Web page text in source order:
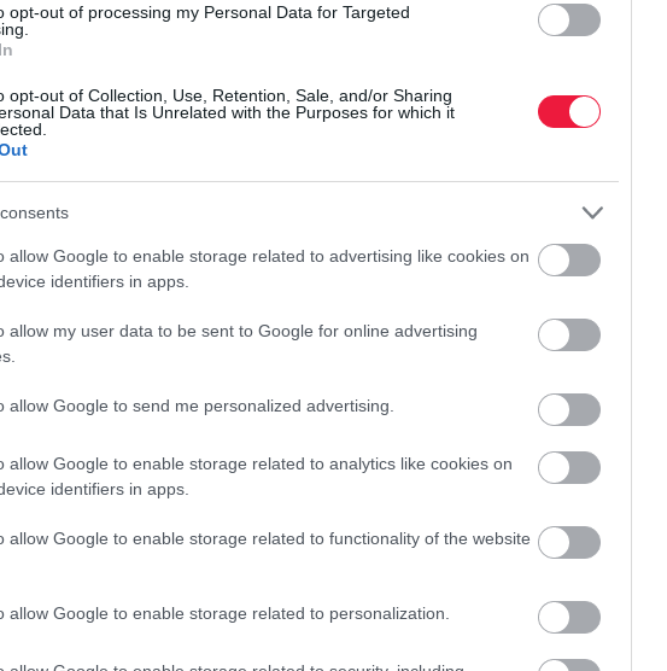
opt-out of processing my Personal Data for Targeted
opt-out of Collection, Use, Retention, Sale, and/or Sharing
Data that Is Unrelated with the Purposes for which it
allow Google to enable storage related to advertising like cookies on
identifiers in apps.
allow my user data to be sent to Google for online advertising
allow Google to send me personalized advertising.
allow Google to enable storage related to analytics like cookies on
identifiers in apps.
allow Google to enable storage related to functionality of the website
allow Google to enable storage related to personalization.